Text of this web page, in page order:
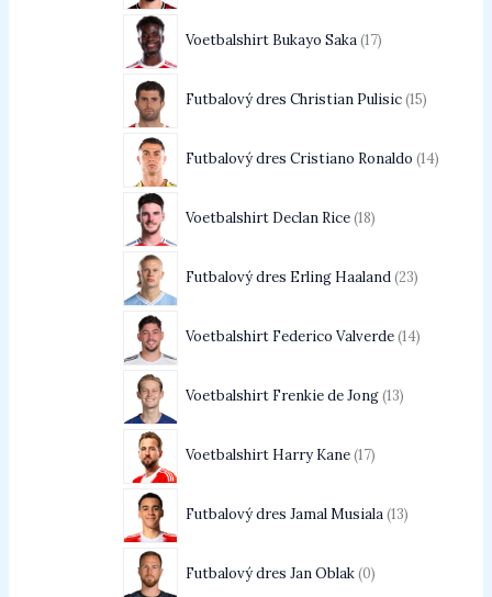
Voetbalshirt Bukayo Saka 17
Futbalový dres Christian Pulisic 15
Futbalový dres Cristiano Ronaldo 14
Voetbalshirt Declan Rice 18
Futbalový dres Erling Haaland 23
Voetbalshirt Federico Valverde 14
Voetbalshirt Frenkie de Jong 13
Voetbalshirt Harry Kane 17
Futbalový dres Jamal Musiala 13
Futbalový dres Jan Oblak 0